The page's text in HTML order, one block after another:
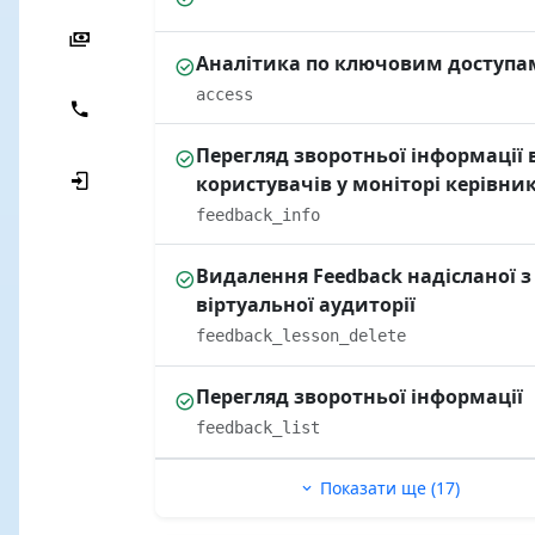
Аналітика по ключовим
access
Перегляд зворотньої інформації
користувачів у моніторі
feedback_info
Видалення Feedback надісланої з
віртуальної аудиторії
feedback_lesson_delete
Перегляд зворотньої інформації
feedback_list
Показати ще (17)